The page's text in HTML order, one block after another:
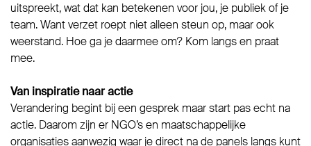
uitspreekt, wat dat kan betekenen voor jou, je publiek of je
team. Want verzet roept niet alleen steun op, maar ook
weerstand. Hoe ga je daarmee om? Kom langs en praat
mee.
Van inspiratie naar actie
Verandering begint bij een gesprek maar start pas echt na
actie. Daarom zijn er NGO’s en maatschappelijke
organisaties aanwezig waar je direct na de panels langs kunt